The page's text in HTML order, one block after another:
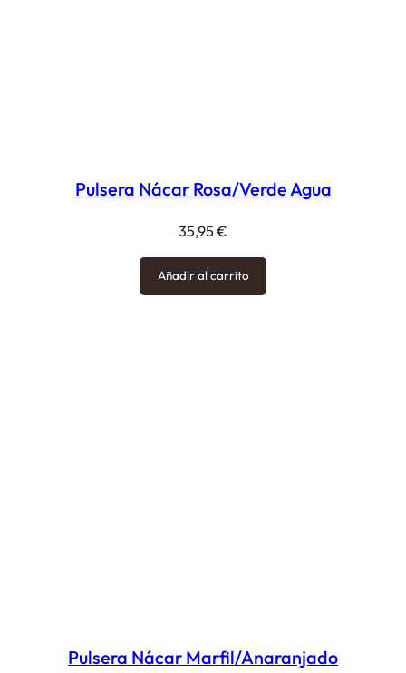
Pulsera Nácar Rosa/Verde Agua
35,95€
Añadir al carrito
Pulsera Nácar Marfil/Anaranjado